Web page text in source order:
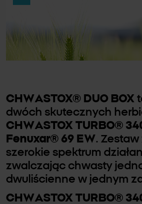
CHWASTOX® DUO BOX
dwóch skutecznych
CHWASTOX TURBO®
Fenuxar® 69 EW.
szerokie spektrum
zwalczając chwasty
dwuliścienne w jednym
CHWASTOX TURBO®